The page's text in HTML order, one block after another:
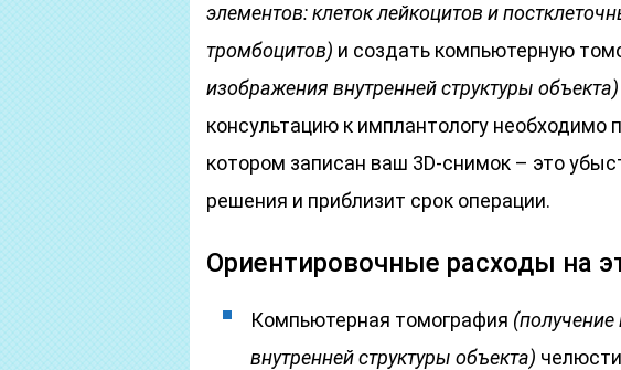
элементов: клеток лейкоцитов и
тромбоцитов) и создать компьютерную
изображения внутренней структуры объекта)
консультацию к имплантологу необходимо
котором записан ваш 3D-снимок – это
решения и приблизит срок операции.
Ориентировочные расходы на
Компьютерная томография
внутренней структуры объекта)